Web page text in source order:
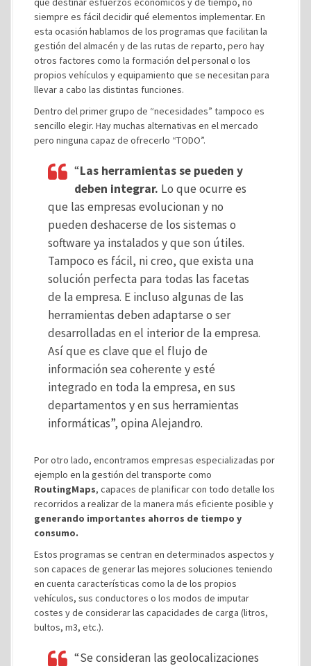
siempre es fácil decidir qué elementos implementar. En
esta ocasión hablamos de los programas que facilitan la
gestión del almacén y de las rutas de reparto, pero hay
otros factores como la formación del personal o los
propios vehículos y equipamiento que se necesitan para
llevar a cabo las distintas funciones.
Dentro del primer grupo de “necesidades” tampoco es
sencillo elegir. Hay muchas alternativas en el mercado
pero ninguna capaz de ofrecerlo “TODO”.
“Las herramientas se pueden y
deben integrar. Lo que ocurre es
que las empresas evolucionan y no
pueden deshacerse de los sistemas o
software ya instalados y que son útiles.
Tampoco es fácil, ni creo, que exista una
solución perfecta para todas las facetas
de la empresa. E incluso algunas de las
herramientas deben adaptarse o ser
desarrolladas en el interior de la empresa.
Así que es clave que el flujo de
información sea coherente y esté
integrado en toda la empresa, en sus
departamentos y en sus herramientas
informáticas”, opina Alejandro.
Por otro lado, encontramos empresas especializadas por
ejemplo en la gestión del transporte como
RoutingMaps, capaces de planificar con todo detalle los
recorridos a realizar de la manera más eficiente posible y
generando importantes ahorros de tiempo y
consumo.
Estos programas se centran en determinados aspectos y
son capaces de generar las mejores soluciones teniendo
en cuenta características como la de los propios
vehículos, sus conductores o los modos de imputar
costes y de considerar las capacidades de carga (litros,
bultos, m3, etc.).
“Se consideran las geolocalizaciones